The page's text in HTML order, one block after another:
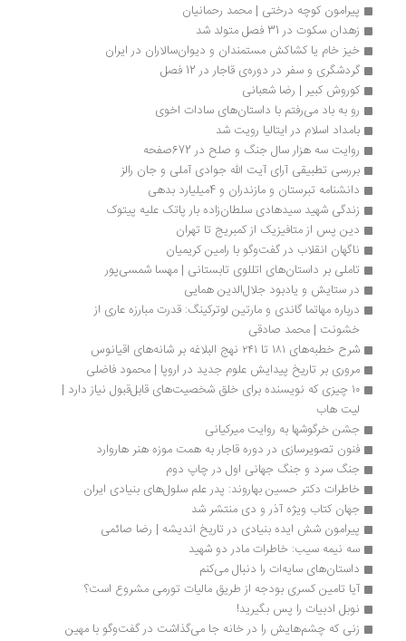
پیرامون کوچه درختی | محمد رحمانیان
زهدان سکوت در 31 فصل متولد شد
خیز خام یا کشاکش مستمندان و دیوان‌سالاران در ایران
گردشگری و سفر در دوره‌ی قاجار در 12 فصل
کوروش کبیر | رضا شعبانی
رو به باد می‌رفتم با داستان‌های سادات اخوی
بامداد اسلام در ایتالیا رویت شد
روایت سه هزار سال جنگ و صلح در 672صفحه
بررسی تطبیقی آرای آیت الله جوادی آملی و جان رالز
دانشنامه تبرستان و مازندران و 4میلیارد بدهی
زندگی شهید سیدهادی سلطان‌زاده بار پاتک علیه پیتوک
دین پس از متافیزیک از کمبریج تا تهران
ناگهان انقلاب در گفت‌وگو با رامین کریمیان
تاملی بر داستان‌های اتللوی تابستانی | مهسا شمسی‌پور
در ستایش و یادبود جلال‌الدین همایی
درباره مهاتما گاندی و مارتین لوترکینگ: قدرت مبارزه عاری از
خشونت | محمد صادقی
شرح خطبه‌های ۱۸۱ تا ۲۴۱ نهج البلاغه بر شانه‌های اقیانوس
مروری بر تاریخ پیدایش علوم جدید در اروپا | محمود فاضلی
۱۰ چیزی که نویسنده برای خلق شخصیت‌های قابل‌قبول نیاز دارد |
لیت هاب
جشن خرگوشها به روایت میرکیانی
فنون تصویرسازی در دوره قاجار به همت موزه هنر هاروارد
جنگ سرد و جنگ جهانی اول در چاپ دوم
خاطرات دکتر حسین بهاروند: پدر علم سلول‌های بنیادی ایران
جهان کتاب ویژه آذر و دی منتشر شد
پیرامون شش ایده بنیادی در تاریخ اندیشه | رضا صائمی
سه نیمه‌ سیب: خاطرات مادر دو شهید
داستان‌های سایه‌ات را دنبال می‌کنم
آیا تامین کسری بودجه از طریق مالیات تورمی مشروع است؟
نوبل ادبیات را پس بگیرید!
زنی که چشم‌هایش را در خانه جا می‌گذاشت در گفت‌وگو با مهین